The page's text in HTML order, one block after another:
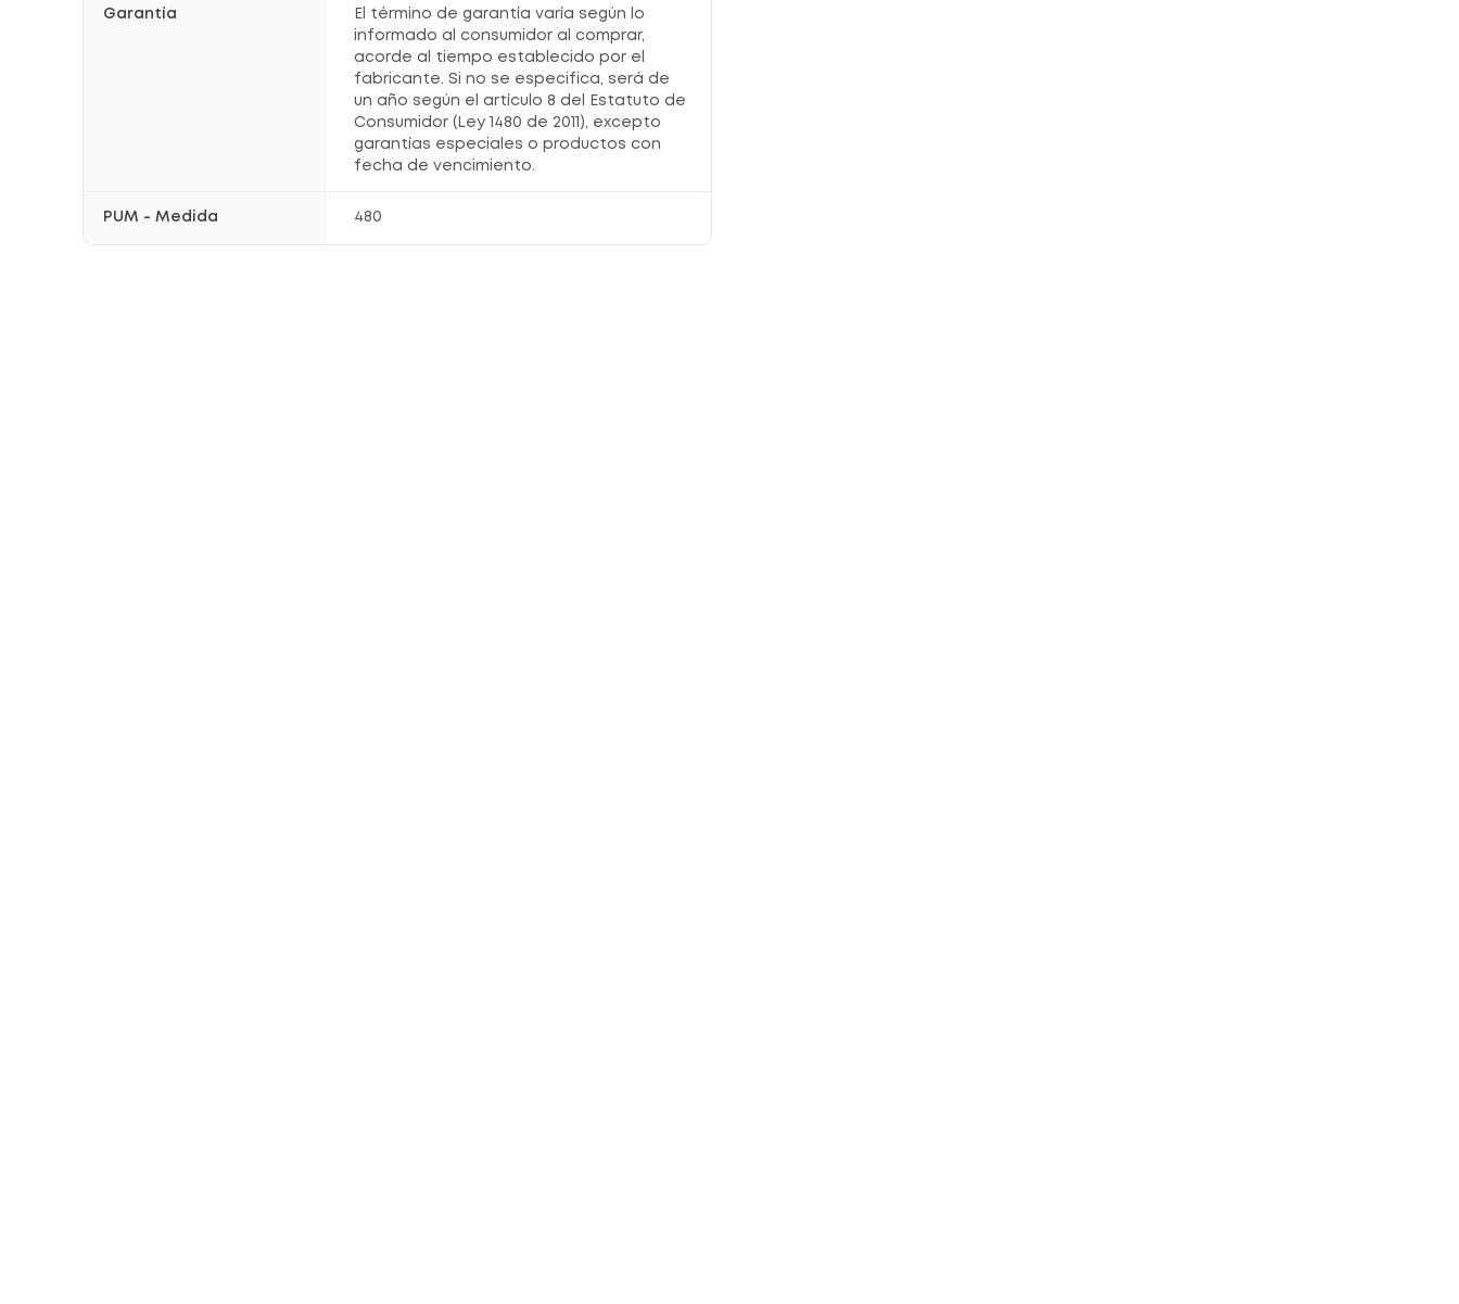
Garantía
El término de garantía varía según lo
informado al consumidor al comprar,
acorde al tiempo establecido por el
fabricante. Si no se especifica, será de
un año según el artículo 8 del Estatuto de
Consumidor (Ley 1480 de 2011), excepto
garantías especiales o productos con
fecha de vencimiento.
PUM - Medida 480